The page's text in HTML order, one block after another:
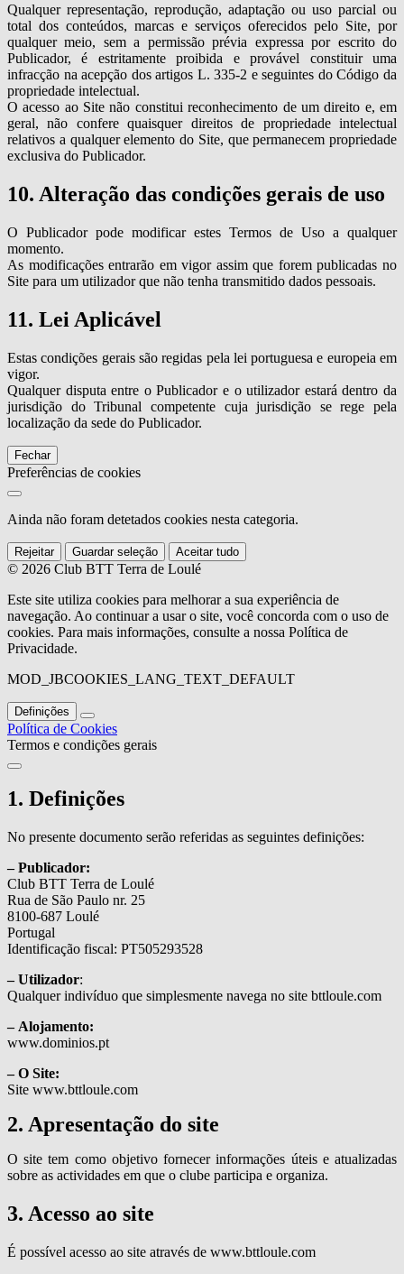
Qualquer representação, reprodução, adaptação ou uso parcial ou
total dos conteúdos, marcas e serviços oferecidos pelo Site, por
qualquer meio, sem a permissão prévia expressa por escrito do
Publicador, é estritamente proibida e provável constituir uma
infracção na acepção dos artigos L. 335-2 e seguintes do Código da
propriedade intelectual.
O acesso ao Site não constitui reconhecimento de um direito e, em
geral, não confere quaisquer direitos de propriedade intelectual
relativos a qualquer elemento do Site, que permanecem propriedade
exclusiva do Publicador.
10. Alteração das condições gerais de uso
O Publicador pode modificar estes Termos de Uso a qualquer
momento.
As modificações entrarão em vigor assim que forem publicadas no
Site para um utilizador que não tenha transmitido dados pessoais.
11. Lei Aplicável
Estas condições gerais são regidas pela lei portuguesa e europeia em
vigor.
Qualquer disputa entre o Publicador e o utilizador estará dentro da
jurisdição do Tribunal competente cuja jurisdição se rege pela
localização da sede do Publicador.
Fechar
Preferências de cookies
Ainda não foram detetados cookies nesta categoria.
Rejeitar Guardar seleção Aceitar tudo
© 2026 Club BTT Terra de Loulé
Este site utiliza cookies para melhorar a sua experiência de
navegação. Ao continuar a usar o site, você concorda com o uso de
cookies. Para mais informações, consulte a nossa Política de
Privacidade.
MOD_JBCOOKIES_LANG_TEXT_DEFAULT
Definições
Política de Cookies
Termos e condições gerais
1. Definições
No presente documento serão referidas as seguintes definições:
– Publicador:
Club BTT Terra de Loulé
Rua de São Paulo nr. 25
8100-687 Loulé
Portugal
Identificação fiscal: PT505293528
– Utilizador:
Qualquer indivíduo que simplesmente navega no site bttloule.com
– Alojamento:
www.dominios.pt
– O Site:
Site www.bttloule.com
2. Apresentação do site
O site tem como objetivo fornecer informações úteis e atualizadas
sobre as actividades em que o clube participa e organiza.
3. Acesso ao site
É possível acesso ao site através de www.bttloule.com